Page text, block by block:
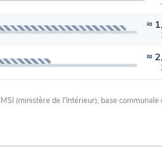
≈
≈
(ministère de l'Intérieur), base communale